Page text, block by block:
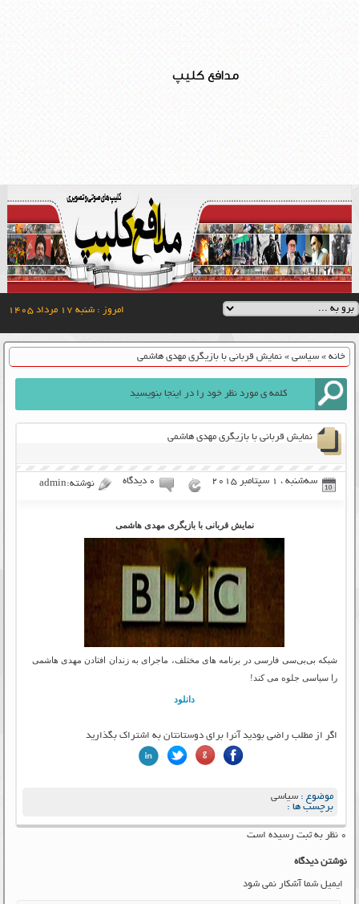
مدافع کلیپ
امروز : شنبه ۱۷ مرداد ۱۴۰۵
خانه» سیاسی» نمایش قربانی با بازیگری مهدی هاشمی
نمایش قربانی با بازیگری مهدی هاشمی
سه‌شنبه ، 1 سپتامبر 2015 ۰ دیدگاه نوشته:admin
نمایش قربانی با بازیگری مهدی هاشمی
شبکه بی‌بی‌سی فارسی در برنامه‌ های مختلف، ماجرای به زندان افتادن مهدی هاشمی
را سیاسی جلوه می‌ کند!
دانلود
اگر از مطلب راضی بودید آنرا برای دوستانتان به اشتراک بگذارید
موضوع :سیاسی
برچسب ها :
۰ نظر به ثبت رسیده است
نوشتن دیدگاه
ایمیل شما آشکار نمی شود